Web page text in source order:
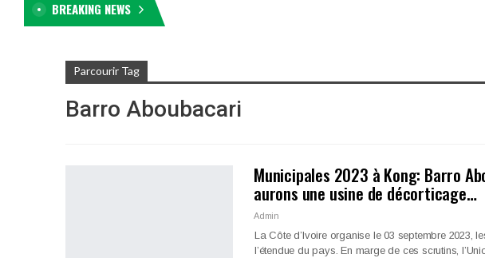
GRAND GENRE
BREAKING NEWS
Parcourir Tag
Barro Aboubacari
Municipales 2023 à Kong: Barro
aurons une usine de décorticage…
Admin
La Côte d’Ivoire organise le 03 septembre 2023,
l’étendue du pays. En marge de ces scrutins,